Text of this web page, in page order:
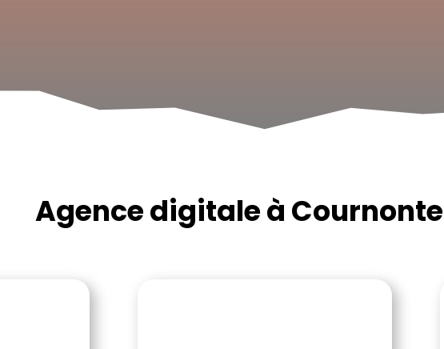
Agence digitale à